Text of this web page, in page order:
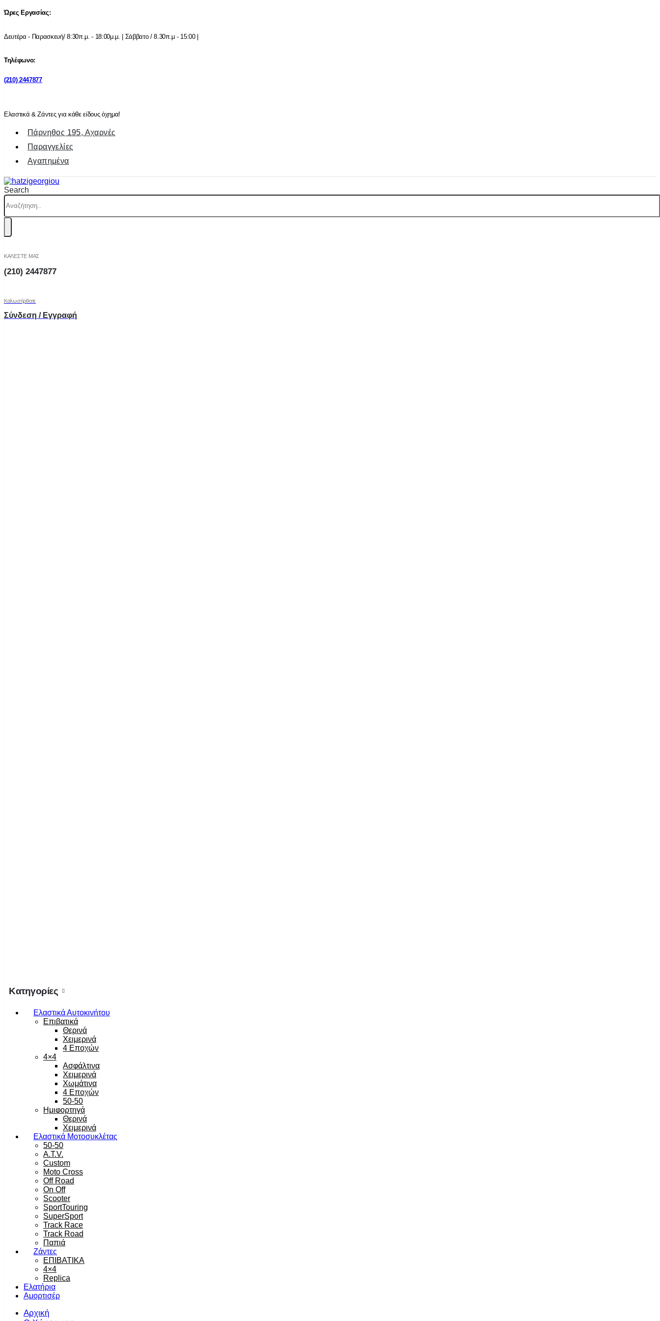
Ώρες Εργασίας:
Δευτέρα - Παρασκευή/ 8:30π.μ. - 18:00μ.μ. | Σάββατο / 8.30π.μ - 15:00 |
Τηλέφωνο:
(210) 2447877
Ελαστικά & Ζάντες για κάθε είδους όχημα!
Πάρνηθος 195, Αχαρνές
Παραγγελίες
Αγαπημένα
Search
ΚΑΛΕΣΤΕ ΜΑΣ
(210) 2447877
Καλωσήρθατε
Σύνδεση / Εγγραφή
Κατηγορίες
Ελαστικά Αυτοκινήτου
Επιβατικά
Θερινά
Χειμερινά
4 Εποχών
4×4
Ασφάλτινα
Χειμερινά
Χωμάτινα
4 Εποχών
50-50
Ημιφορτηγά
Θερινά
Χειμερινά
Ελαστικά Μοτοσυκλέτας
50-50
A.T.V.
Custom
Moto Cross
Off Road
On Off
Scooter
SportTouring
SuperSport
Track Race
Track Road
Παπιά
Ζάντες
ΕΠΙΒΑΤΙΚΑ
4×4
Replica
Ελατήρια
Αμορτισέρ
Αρχική